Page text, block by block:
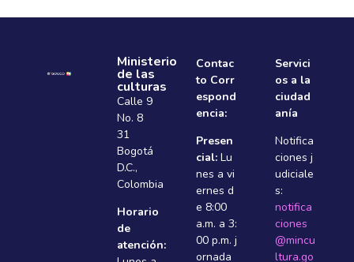
Ministerio
de las
culturas
Calle 9
No. 8
31
Bogotá
D.C.,
Colombia
Horario
de
atención:
Contac
to Corr
espond
encia:
Presen
cial: Lu
nes a vi
ernes d
e 8:00
a.m. a 3:
00 p.m. j
ornada
Servici
os a la
ciudad
anía
Notifica
ciones j
udiciale
s:
notifica
ciones
@mincu
ltura.go